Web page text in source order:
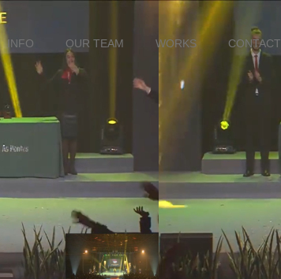
INFO OUR TEAM WORKS CONTACT